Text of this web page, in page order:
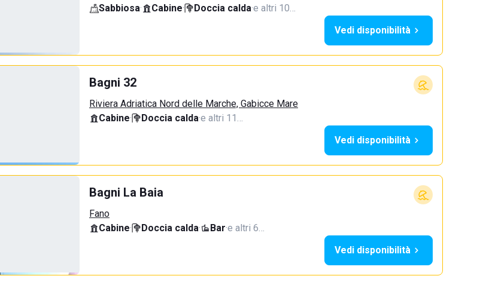
Sabbiosa· Cabine· Doccia calda·e altri 10…
Vedi disponibilità
Bagni 32
Riviera Adriatica Nord delle Marche, Gabicce Mare
Cabine· Doccia calda·e altri 11…
Vedi disponibilità
Bagni La Baia
Fano
Cabine· Doccia calda· Bar·e altri 6…
Vedi disponibilità